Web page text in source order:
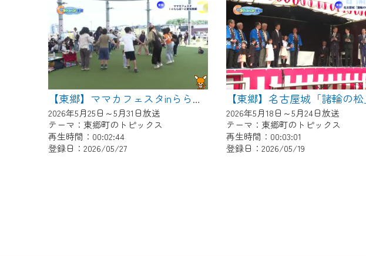
【東郷】ママカフェスタinららぽーと愛知東郷
2026年5月25日～5月31日放送
テーマ：東郷町のトピックス
再生時間：00:02:44
登録日：2026/05/27
2026年5月18日～5月24日放送
テーマ：東郷町のトピックス
再生時間：00:03:01
登録日：2026/05/19